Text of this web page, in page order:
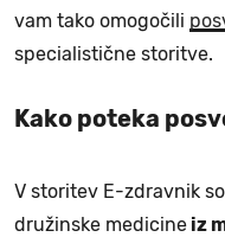
vam tako omogočili
specialistične storitve.
Kako poteka
V storitev E-zdravnik
družinske medicine iz